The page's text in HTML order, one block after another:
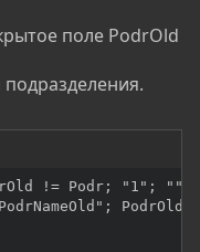
поле PodrOld
!= Podr; "1"; "");